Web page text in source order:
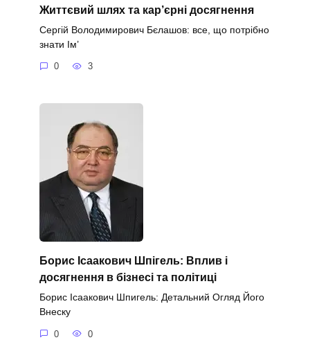
Життєвий шлях та кар’єрні досягнення
Сергій Володимирович Бєлашов: все, що потрібно
знати Ім’
0 3
Борис Ісаакович Шпігель: Вплив і
досягнення в бізнесі та політиці
Борис Ісаакович Шпигель: Детальний Огляд Його
Внеску
0 0